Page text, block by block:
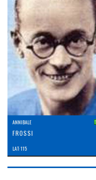
ANNIBALE
FROSSI
LAT: 115